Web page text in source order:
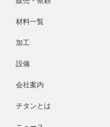
材料一覧
加工
設備
会社案内
チタンとは